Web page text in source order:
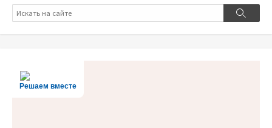
Поиск
Поиск
Решаем вместе